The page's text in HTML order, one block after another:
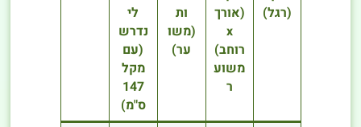
(רגל)
(אורך
x
רוחב)
משוע
ר
ות
(משו
ער)
לי
נדרש
(עם
מקל
147
ס"מ)